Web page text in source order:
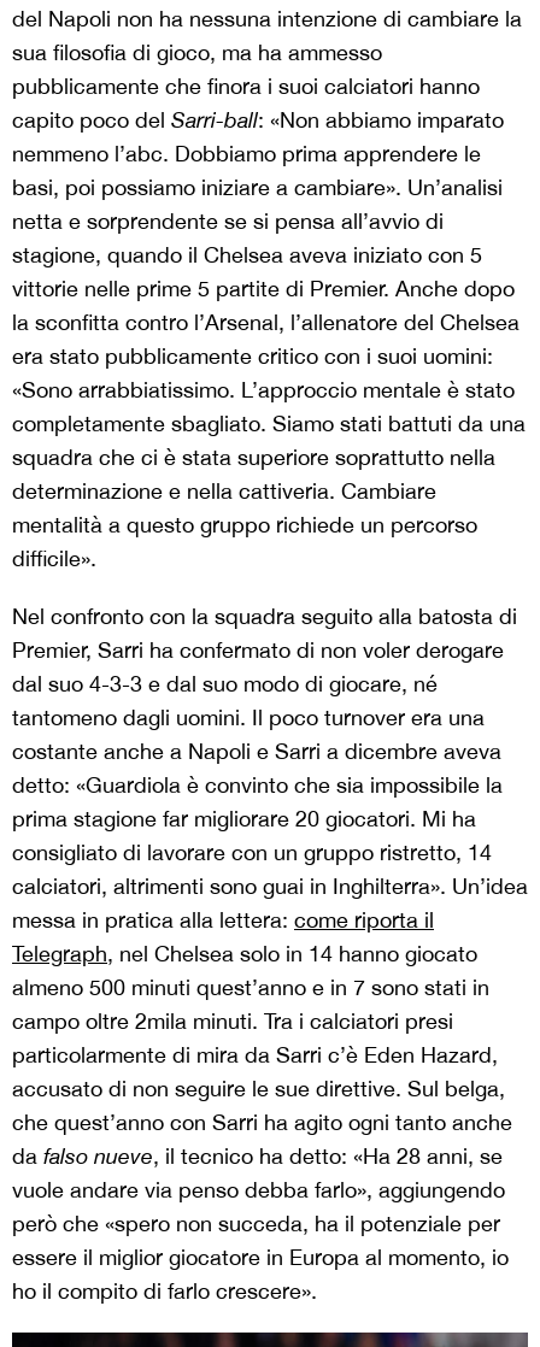
del Napoli non ha nessuna intenzione di cambiare la
sua filosofia di gioco, ma ha ammesso
pubblicamente che finora i suoi calciatori hanno
capito poco del Sarri-ball: «Non abbiamo imparato
nemmeno l’abc. Dobbiamo prima apprendere le
basi, poi possiamo iniziare a cambiare». Un’analisi
netta e sorprendente se si pensa all’avvio di
stagione, quando il Chelsea aveva iniziato con 5
vittorie nelle prime 5 partite di Premier. Anche dopo
la sconfitta contro l’Arsenal, l’allenatore del Chelsea
era stato pubblicamente critico con i suoi uomini:
«Sono arrabbiatissimo. L’approccio mentale è stato
completamente sbagliato. Siamo stati battuti da una
squadra che ci è stata superiore soprattutto nella
determinazione e nella cattiveria. Cambiare
mentalità a questo gruppo richiede un percorso
difficile».
Nel confronto con la squadra seguito alla batosta di
Premier, Sarri ha confermato di non voler derogare
dal suo 4-3-3 e dal suo modo di giocare, né
tantomeno dagli uomini. Il poco turnover era una
costante anche a Napoli e Sarri a dicembre aveva
detto: «Guardiola è convinto che sia impossibile la
prima stagione far migliorare 20 giocatori. Mi ha
consigliato di lavorare con un gruppo ristretto, 14
calciatori, altrimenti sono guai in Inghilterra». Un’idea
messa in pratica alla lettera: come riporta il
Telegraph, nel Chelsea solo in 14 hanno giocato
almeno 500 minuti quest’anno e in 7 sono stati in
campo oltre 2mila minuti. Tra i calciatori presi
particolarmente di mira da Sarri c’è Eden Hazard,
accusato di non seguire le sue direttive. Sul belga,
che quest’anno con Sarri ha agito ogni tanto anche
da falso nueve, il tecnico ha detto: «Ha 28 anni, se
vuole andare via penso debba farlo», aggiungendo
però che «spero non succeda, ha il potenziale per
essere il miglior giocatore in Europa al momento, io
ho il compito di farlo crescere».